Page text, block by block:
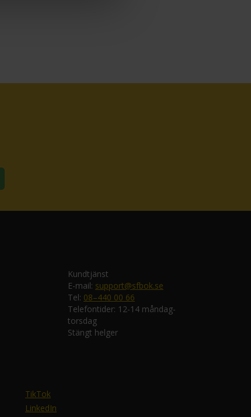
Kundtjänst
E-mail: support@sfbok.se
Tel: 08–440 00 66
Telefontider: 12-14 måndag-
torsdag
Stängt helger
TikTok
LinkedIn